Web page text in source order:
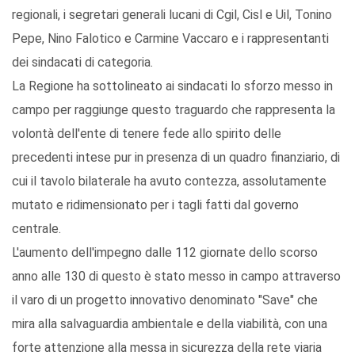
regionali, i segretari generali lucani di Cgil, Cisl e Uil, Tonino
Pepe, Nino Falotico e Carmine Vaccaro e i rappresentanti
dei sindacati di categoria.
La Regione ha sottolineato ai sindacati lo sforzo messo in
campo per raggiunge questo traguardo che rappresenta la
volontà dell'ente di tenere fede allo spirito delle
precedenti intese pur in presenza di un quadro finanziario, di
cui il tavolo bilaterale ha avuto contezza, assolutamente
mutato e ridimensionato per i tagli fatti dal governo
centrale.
L'aumento dell'impegno dalle 112 giornate dello scorso
anno alle 130 di questo è stato messo in campo attraverso
il varo di un progetto innovativo denominato "Save" che
mira alla salvaguardia ambientale e della viabilità, con una
forte attenzione alla messa in sicurezza della rete viaria